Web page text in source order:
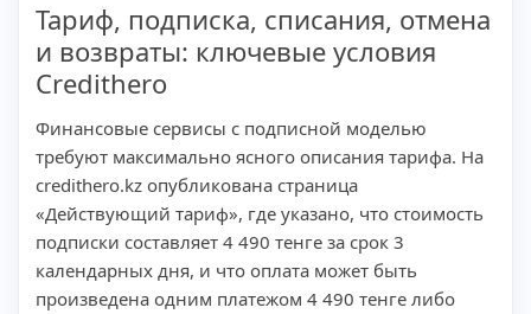
Тариф, подписка, списания, отмена
и возвраты: ключевые условия
Credithero
Финансовые сервисы с подписной моделью
требуют максимально ясного описания тарифа. На
credithero.kz опубликована страница
«Действующий тариф», где указано, что стоимость
подписки составляет 4 490 тенге за срок 3
календарных дня, и что оплата может быть
произведена одним платежом 4 490 тенге либо